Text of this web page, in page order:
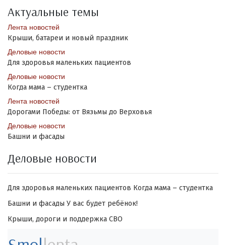
Актуальные темы
Лента новостей
Крыши, батареи и новый праздник
Деловые новости
Для здоровья маленьких пациентов
Деловые новости
Когда мама – студентка
Лента новостей
Дорогами Победы: от Вязьмы до Верховья
Деловые новости
Башни и фасады
Деловые новости
Для здоровья маленьких пациентов Когда мама – студентка
Башни и фасады У вас будет ребёнок!
Крыши, дороги и поддержка СВО